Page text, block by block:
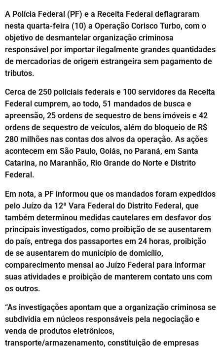
A Polícia Federal (PF) e a Receita Federal deflagraram
nesta quarta-feira (10) a Operação Corisco Turbo, com o
objetivo de desmantelar organização criminosa
responsável por importar ilegalmente grandes quantidades
de mercadorias de origem estrangeira sem pagamento de
tributos.
Cerca de 250 policiais federais e 100 servidores da Receita
Federal cumprem, ao todo, 51 mandados de busca e
apreensão, 25 ordens de sequestro de bens imóveis e 42
ordens de sequestro de veículos, além do bloqueio de R$
280 milhões nas contas dos alvos da operação. As ações
acontecem em São Paulo, Goiás, no Paraná, em Santa
Catarina, no Maranhão, Rio Grande do Norte e Distrito
Federal.
Em nota, a PF informou que os mandados foram expedidos
pelo Juízo da 12ª Vara Federal do Distrito Federal, que
também determinou medidas cautelares em desfavor dos
principais investigados, como proibição de se ausentarem
do país, entrega dos passaportes em 24 horas, proibição
de se ausentarem do município de domicílio,
comparecimento mensal ao Juízo Federal para informar
suas atividades e proibição de manterem contato uns com
os outros.
“As investigações apontam que a organização criminosa se
subdividia em núcleos responsáveis pela negociação e
venda de produtos eletrônicos,
transporte/armazenamento, constituição de empresas